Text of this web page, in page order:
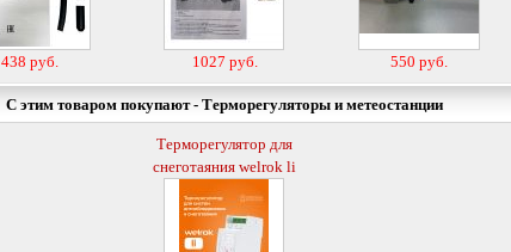
438 руб. 1027 руб. 550 руб.
С этим товаром покупают - Терморегуляторы и метеостанции
Терморегулятор для
снеготаяния welrok li